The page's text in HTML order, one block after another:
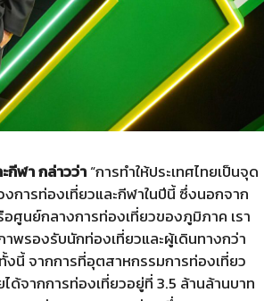
กีฬา กล่าวว่า“การทำให้ประเทศไทยเป็นจุด
การท่องเที่ยวและกีฬาในปีนี้ ซึ่งนอกจาก
ศูนย์กลางการท่องเที่ยวของภูมิภาค เรา
พรองรับนักท่องเที่ยวและผู้เดินทางกว่า
นี้ จากการที่อุตสาหกรรมการท่องเที่ยว
ด้จากการท่องเที่ยวอยู่ที่ 3.5 ล้านล้านบาท